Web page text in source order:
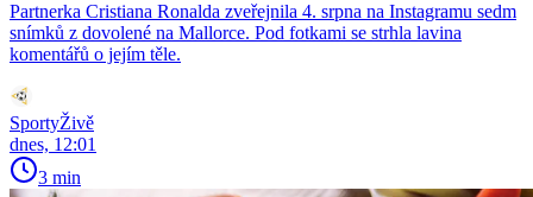
Partnerka Cristiana Ronalda zveřejnila 4. srpna na Instagramu sedm
snímků z dovolené na Mallorce. Pod fotkami se strhla lavina
komentářů o jejím těle.
SportyŽivě
dnes, 12:01
3 min